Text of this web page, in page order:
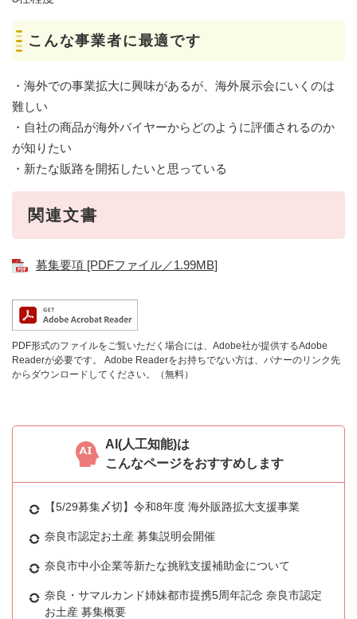
こんな事業者に最適です
・海外での事業拡大に興味があるが、海外展示会にいくのは
難しい
・自社の商品が海外バイヤーからどのように評価されるのか
が知りたい
・新たな販路を開拓したいと思っている
関連文書
募集要項 [PDFファイル／1.99MB]
PDF形式のファイルをご覧いただく場合には、Adobe社が提供するAdobe
Readerが必要です。
Adobe Readerをお持ちでない方は、バナーのリンク先
からダウンロードしてください。（無料）
AI(人工知能)は
こんなページをおすすめします
【5/29募集〆切】令和8年度 海外販路拡大支援事業
奈良市認定お土産 募集説明会開催
奈良市中小企業等新たな挑戦支援補助金について
奈良・サマルカンド姉妹都市提携5周年記念 奈良市認定
お土産 募集概要